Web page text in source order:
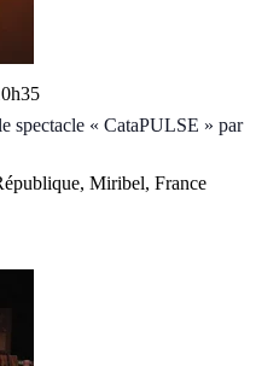
spectacle « CataPULSE » par
Miribel, France